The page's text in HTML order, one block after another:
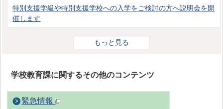
特別支援学級や特別支援学校への入学をご検討の方へ説明会を開
催します
もっと見る
学校教育課に関するその他のコンテンツ
緊急情報